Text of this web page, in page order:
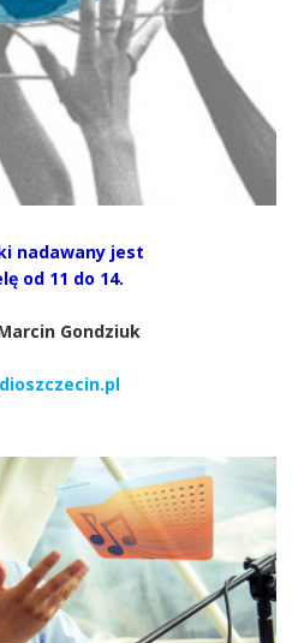
nadawany jest
od 11 do 14.
Gondziuk